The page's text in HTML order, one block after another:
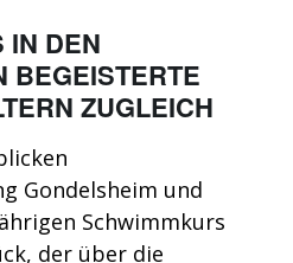
IN DEN
BEGEISTERTE
ZUGLEICH
Gondelsheim und
Schwimmkurs
der über die